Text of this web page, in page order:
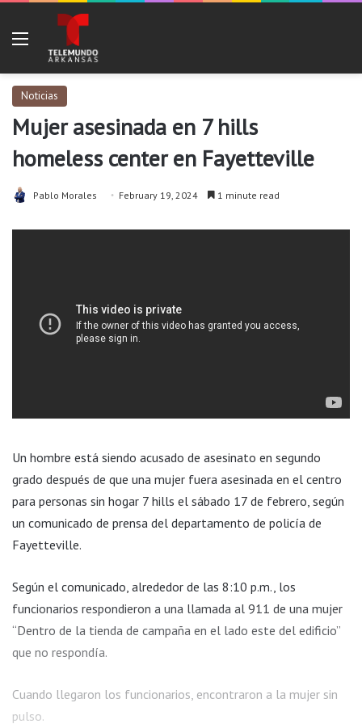
Noticias
Mujer asesinada en 7 hills
homeless center en Fayetteville
Pablo Morales February 19, 2024 1 minute read
Un hombre está siendo acusado de asesinato en segundo
grado después de que una mujer fuera asesinada en el centro
para personas sin hogar 7 hills el sábado 17 de febrero, según
un comunicado de prensa del departamento de policía de
Fayetteville.
Según el comunicado, alrededor de las 8:10 p.m., los
funcionarios respondieron a una llamada al 911 de una mujer
“Dentro de la tienda de campaña en el lado este del edificio”
que no respondía.
Cuando llegaron los funcionarios, encontraron a la mujer sin
pulso.